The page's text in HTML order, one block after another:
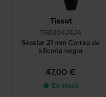
Tissot
T603042424
Seastar 21 mm Correa de
silicona negra
47,00 €
● En stock